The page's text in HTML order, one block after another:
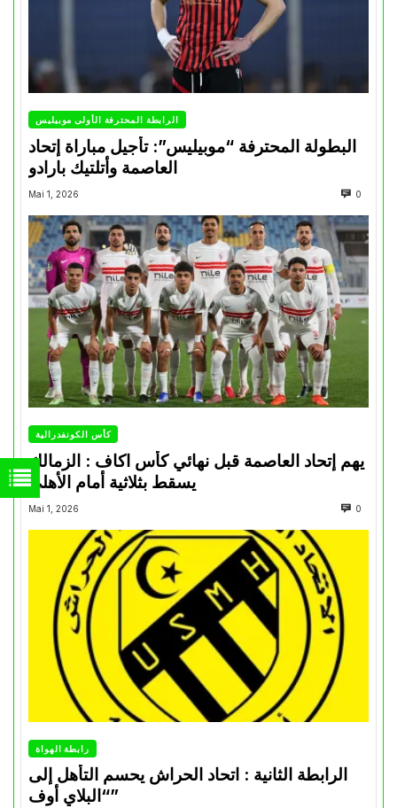
الرابطة المحترفة الأولى موبيليس
البطولة المحترفة “موبيليس”: تأجيل مباراة إتحاد
العاصمة وأتلتيك بارادو
Mai 1, 2026 0
كأس الكونفدرالية
يهم إتحاد العاصمة قبل نهائي كأس اكاف : الزمالك
Mai 1, 2026 0
رابطة الهواة
الرابطة الثانية : اتحاد الحراش يحسم التأهل إلى
“البلاي أوف”